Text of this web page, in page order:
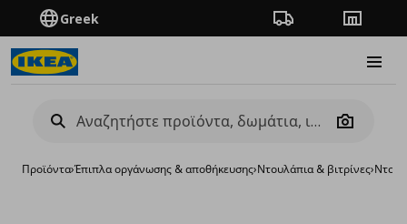
Greek Πορεία παραγγελίας
Camera
Προϊόντα›Έπιπλα οργάνωσης & αποθήκευσης›Ντουλάπια & βιτρίνες›